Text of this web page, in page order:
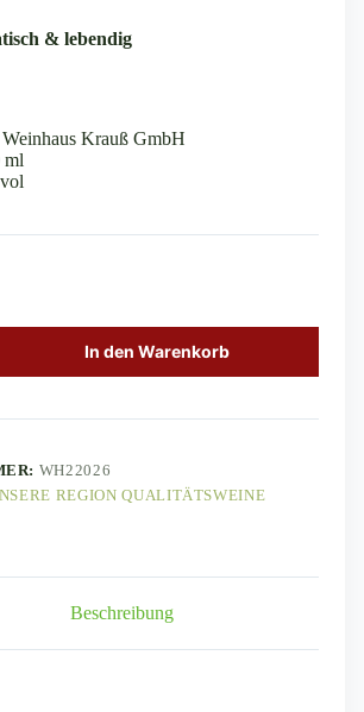
& lebendig
Weinhaus Krauß GmbH
ml
In den Warenkorb
WH22026
REGION QUALITÄTSWEINE
Beschreibung